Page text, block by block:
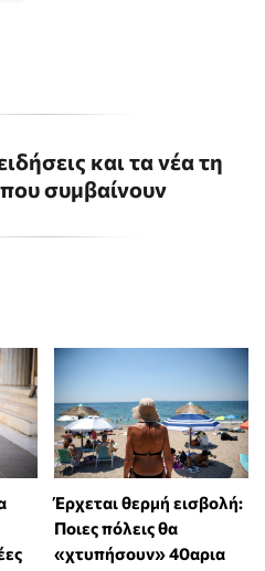
και τα νέα τη
συμβαίνουν
Έρχεται θερμή εισβολή:
Ποιες πόλεις θα
«χτυπήσουν» 40αρια